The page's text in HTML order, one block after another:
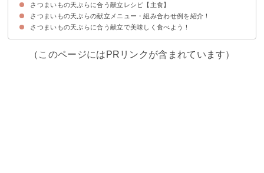
①和風なら豆腐と長ネギの味噌汁
②とろろ昆布のお吸い物
③さっぱり味のきのこのおろし汁
④食べ応えのある粕汁
⑤さつまあげと大根の生姜甘ぽん酢スープ
さつまいもの天ぷらに合う献立レシピ【主食】
①付け合わせにおすすめの牛皿丼
②ちりめんじゃことネギの混ぜご飯
③エビピラフ
④ざるうどん
⑤親子丼
さつまいもの天ぷらの献立メニュー・組み合わせ例を紹介！
献立メニュー例①野菜だけで献立を作りたい時におすすめ
献立メニュー例②さつまいもの天ぷらを翌日も楽しみたい人におすすめ
献立メニュー例③ランチにおすすめ
さつまいもの天ぷらに合う献立で美味しく食べよう！
（このページにはPRリンクが含まれています）